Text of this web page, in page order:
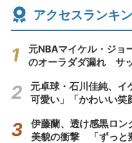
アクセスランキ
元NBAマイケル・ジョ
のオーラダダ漏れ サ
元卓球・石川佳純、
可愛い」「かわいい笑
伊藤蘭、透け感黒ロ
美貌の衝撃 「ずっと